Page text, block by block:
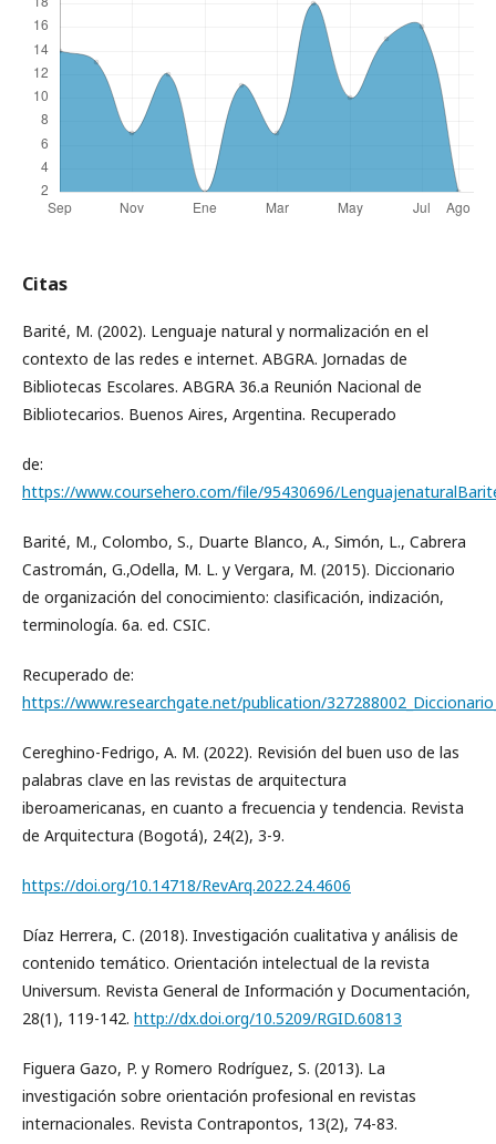
Citas
Barité, M. (2002). Lenguaje natural y normalización en el
contexto de las redes e internet. ABGRA. Jornadas de
Bibliotecas Escolares. ABGRA 36.a Reunión Nacional de
Bibliotecarios. Buenos Aires, Argentina. Recuperado
de:
https://www.coursehero.com/file/95430696/
Barité, M., Colombo, S., Duarte Blanco, A., Simón, L., Cabrera
Castromán, G.,Odella, M. L. y Vergara, M. (2015). Diccionario
de organización del conocimiento: clasificación, indización,
terminología. 6a. ed. CSIC.
Recuperado de:
https://www.researchgate.net/publication/
Cereghino-Fedrigo, A. M. (2022). Revisión del buen uso de las
palabras clave en las revistas de arquitectura
iberoamericanas, en cuanto a frecuencia y tendencia. Revista
de Arquitectura (Bogotá), 24(2), 3-9.
https://doi.org/10.14718/RevArq.2022.24.4606
Díaz Herrera, C. (2018). Investigación cualitativa y análisis de
contenido temático. Orientación intelectual de la revista
Universum. Revista General de Información y Documentación,
28(1), 119-142. http://dx.doi.org/10.5209/RGID.60813
Figuera Gazo, P. y Romero Rodríguez, S. (2013). La
investigación sobre orientación profesional en revistas
internacionales. Revista Contrapontos, 13(2), 74-83.